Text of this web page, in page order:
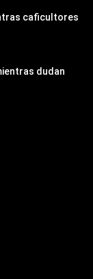
caficultores
dudan